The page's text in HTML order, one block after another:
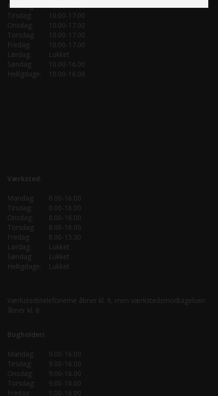
Mandag:
Tirsdag:
10.00-17.00
Onsdag:
10.00-17.00
Torsdag:
10.00-17.00
Fredag:
10.00-17.00
Lørdag:
Lukket
Søndag:
10.00-16.00
Helligdage:
10.00-16.00
Værksted:
Mandag:
8.00-16.00
Tirsdag:
8.00-16.00
Onsdag:
8.00-16.00
Torsdag:
8.00-16.00
Fredag:
8.00-15.30
Lørdag:
Lukket
Søndag:
Lukket
Helligdage:
Lukket
Værkstedstelefonerne åbner kl. 9, men værkstedsmodtagelsen
åbner kl. 8.
Bogholderi:
Mandag:
9.00-16.00
Tirsdag:
9.00-16.00
Onsdag:
9.00-16.00
Torsdag:
9.00-16.00
Fredag:
9.00-16.00